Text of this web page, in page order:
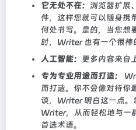
它无处不在： 浏览器扩展
件，这样您就可以随身携
何处书写。是的，当您想
时，Writer 也有一个很棒
人工智能：
更多内容来自
专为专业用途而打造：
而打造。你不会像对待你
谈，Writer 明白这一点。
Writer，从而轻松地与一
首选术语。